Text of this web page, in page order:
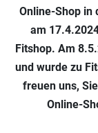
Online-Shop in
am
Fitshop. Am
und wurde zu
freuen uns,
Online-